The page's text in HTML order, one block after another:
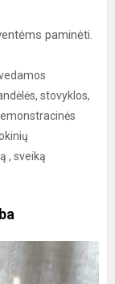
paminėti.
stovyklos,
, sveiką